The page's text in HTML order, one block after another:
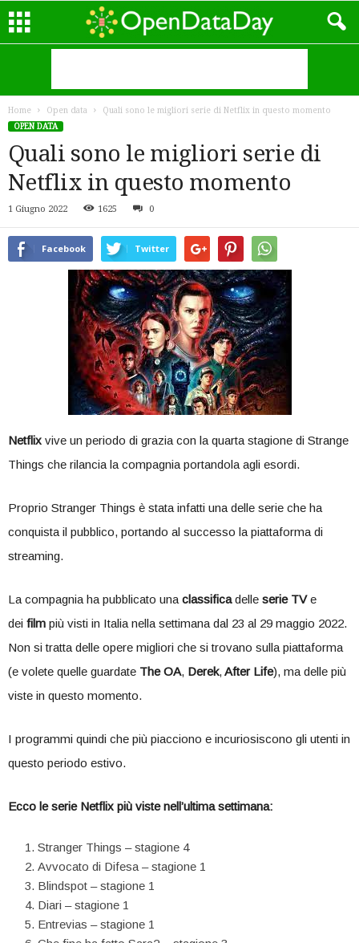
Home Open data
Quali sono le migliori serie di Netflix in questo momento
OPEN DATA
Quali sono le migliori serie di
Netflix in questo momento
1 Giugno 2022 1625 0
Facebook Twitter
Netflix vive un periodo di grazia con la quarta stagione di Strange
Things che rilancia la compagnia portandola agli esordi.
Proprio Stranger Things è stata infatti una delle serie che ha
conquista il pubblico, portando al successo la piattaforma di
streaming.
La compagnia ha pubblicato una classificadelle serie TVe
dei film più visti in Italia nella settimana dal 23 al 29 maggio 2022.
Non si tratta delle opere migliori che si trovano sulla piattaforma
(e volete quelle guardate The OA, Derek, After Life), ma delle più
viste in questo momento.
I programmi quindi che più piacciono e incuriosiscono gli utenti in
questo periodo estivo.
Ecco le serie Netflix più viste nell’ultima settimana:
Stranger Things – stagione 4
Avvocato di Difesa – stagione 1
Blindspot – stagione 1
Diari – stagione 1
Entrevias – stagione 1